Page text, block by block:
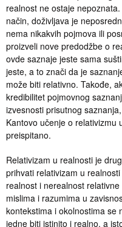
realnost ne ostaje
način, doživljava je
nema nikakvih pojmova ili
proizveli nove predodžbe o
ovde saznaje jeste sama
jeste, a to znači da je
može biti relativno. Takođe,
kredibilitet pojmovnog
izvesnosti prisutnog
Kantovo učenje o relativizmu
preispitano.
Relativizam u realnosti je
prihvati relativizam u
realnost i nerealnost
mislima i razumima u
kontekstima i okolnostima se
jedne biti istinito i realno, a